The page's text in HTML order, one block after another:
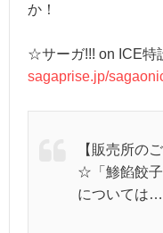
か！
☆サーガ!!! on ICE特
sagaprise.jp/
【販売所の
☆「鯵餡餃
については…